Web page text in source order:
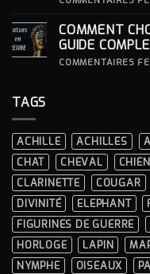
COMMENT
GUIDE
COMMENTAIRES
TAGS
ACHILLE ACHILLES
CHAT
CHEVAL CHIEN
CLARINETTE
COUGAR
DIVINITÉ
ELEPHANT
FIGURINES DE GUERRE
HORLOGE
LAPIN
NYMPHE
OISEAUX